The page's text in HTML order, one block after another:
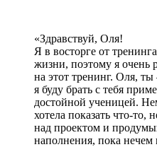
«Здравствуй, Оля!
Я в восторге от
жизни, поэтому я очень
на этот тренинг. Оля,
я буду брать с тебя
достойной ученицей.
хотела показать что-то,
над проектом и
наполнения, пока нечем